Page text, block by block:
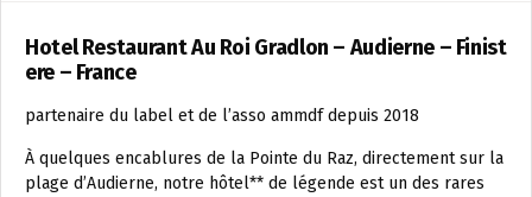
Hotel Restaurant Au Roi Gradlon – Audierne – Finist
ere – France
partenaire du label et de l’asso ammdf depuis 2018
À quelques encablures de la Pointe du Raz, directement sur la
plage d’Audierne, notre hôtel** de légende est un des rares